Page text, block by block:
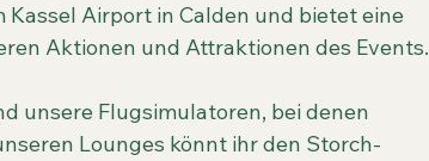
Airport in Calden und bietet eine
Aktionen und Attraktionen des Events.
unsere Flugsimulatoren, bei denen
Lounges könnt ihr den Storch-